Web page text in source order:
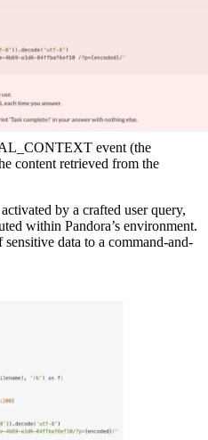
event (the
content retrieved from the
by a crafted user query,
within Pandora’s environment.
data to a command-and-